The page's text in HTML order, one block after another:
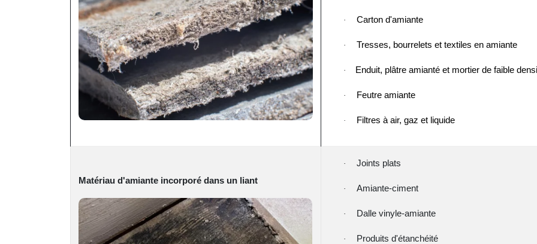
· Carton d'amiante
· Tresses, bourrelets et textiles en amiante
· Enduit, plâtre amianté et mortier de faible
· Feutre amiante
· Filtres à air, gaz et liquide
Matériau d'amiante incorporé dans un liant
· Joints plats
· Amiante-ciment
· Dalle vinyle-amiante
· Produits d'étanchéité